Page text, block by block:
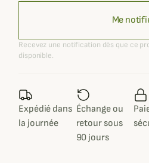
Me
Recevez une notification dès que ce
disponible.
Expédié dans
la journée
Échange ou
retour sous
90 jours